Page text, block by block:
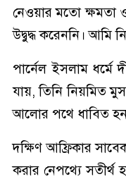
নেওয়ার মতো ক্ষমতা
উদ্বুদ্ধ করেননি। আমি
পার্নেল ইসলাম ধর্মে
যায়, তিনি নিয়মিত
আলোর পথে ধাবিত
দক্ষিণ আফ্রিকার
করার নেপথ্যে সতীর্থ